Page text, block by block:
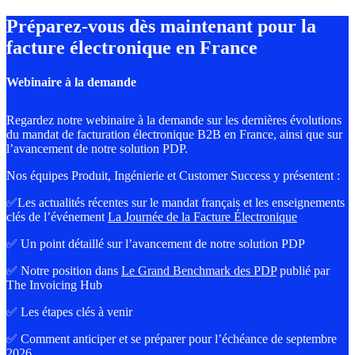
Préparez-vous dès maintenant pour la
facture électronique en France
Webinaire à la demande
Regardez notre webinaire à la demande sur les dernières évolutions
du mandat de facturation électronique B2B en France, ainsi que sur
l’avancement de notre solution PDP.
Nos équipes Produit, Ingénierie et Customer Success y présentent :
✅Les actualités récentes sur le mandat français et les enseignements
clés de l’événement La Journée de la Facture Électronique
✅ Un point détaillé sur l’avancement de notre solution PDP
✅ Notre position dans Le Grand Benchmark des PDPpublié par
The Invoicing Hub
✅ Les étapes clés à venir
✅ Comment anticiper et se préparer pour l’échéance de septembre